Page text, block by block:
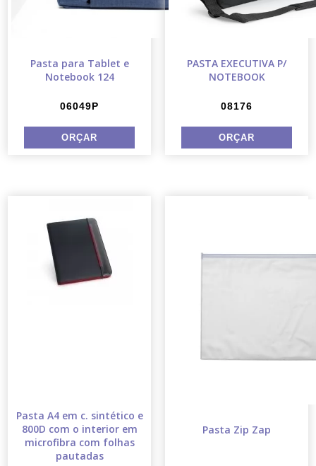
Pasta para Tablet e
Notebook 124
06049P
PASTA EXECUTIVA P/
NOTEBOOK
08176
Pasta A4 em c. sintético e
800D com o interior em
microfibra com folhas
pautadas
Pasta Zip Zap